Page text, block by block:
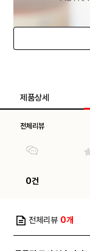
제품상세
전체리뷰
0건
전체리뷰 0개